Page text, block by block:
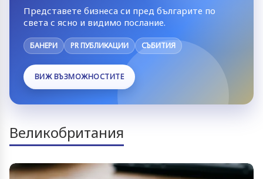
Представете бизнеса си пред българите по
света с ясно и видимо послание.
БАНЕРИ PR ПУБЛИКАЦИИ СЪБИТИЯ
ВИЖ ВЪЗМОЖНОСТИТЕ
Великобритания